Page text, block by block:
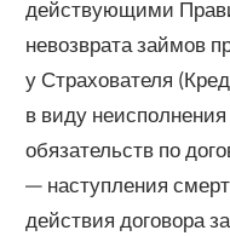
действующими
невозврата займов
у Страхователя
в виду
обязательств по
— наступления
действия договора